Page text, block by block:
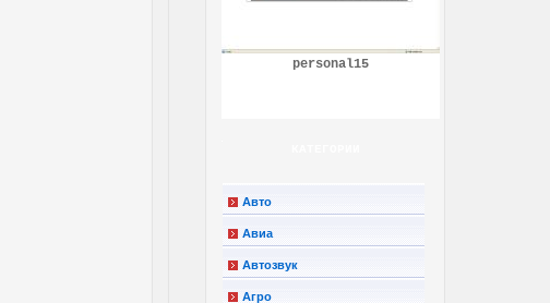
personal15
Авто
Авиа
Автозвук
Агро